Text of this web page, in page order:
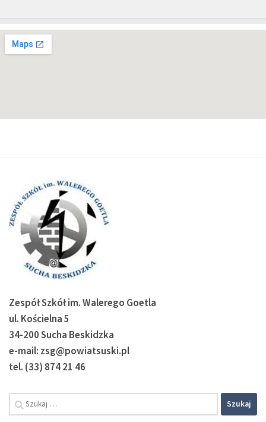
Zespół Szkół im. Walerego Goetla
ul. Kościelna 5
34-200 Sucha Beskidzka
e-mail: zsg@powiatsuski.pl
tel. (33) 874 21 46
Szukaj: